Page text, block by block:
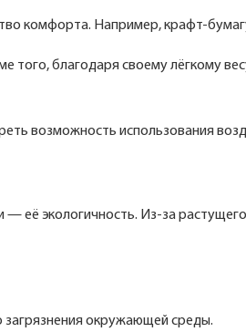
комфорта. Например, крафт-
того, благодаря своему лёгкому
возможность использования
— её экологичность. Из-за
загрязнения окружающей среды.